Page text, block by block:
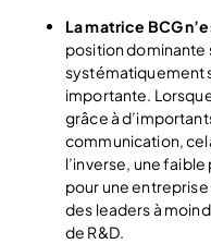
La matrice BCG
position dominante
systématiquement
importante.
grâce à
communication,
l’inverse, une
pour une
des leaders à
de R&D.